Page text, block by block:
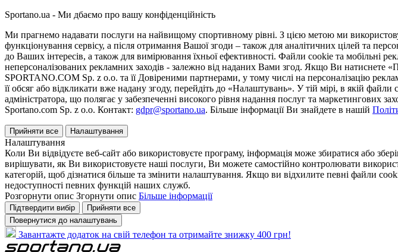
Sportano.ua - Ми дбаємо про вашу конфіденційність
Ми прагнемо надавати послуги на найвищому спортивному рівні. З цією метою ми
функціонування сервісу, а після отримання Вашої згоди – також для аналітичних цілей та
до Ваших інтересів, а також для вимірювання їхньої ефективності. Файли cookie та мобільні
неперсоналізованих рекламних заходів - залежно від наданих Вами згод. Якщо Ви
SPORTANO.COM Sp. z o.o. та її Довіреними партнерами, у тому числі на персоналізацію
її обсяг або відкликати вже надану згоду, перейдіть до «Налаштувань». У тій мірі, в якій
адміністратора, що полягає у забезпеченні високого рівня надання послуг та маркетингових
Sportano.com Sp. z o.o. Контакт: gdpr@sportano.ua. Більше інформації Ви знайдете в нашій
Прийняти все Налаштування
Налаштування
Коли Ви відвідуєте веб-сайт або використовуєте програму, інформація може збиратися або
вирішувати, як Ви використовуєте наші послуги, Ви можете самостійно контролювати
категорій, щоб дізнатися більше та змінити налаштування. Якщо ви відхилите певні файли
недоступності певних функцій наших служб.
Розгорнути опис Згорнути опис Більше інформації
Підтвердити вибір
Прийняти все
Повернутися до налаштувань
Завантажте додаток на свій телефон та отримайте знижку 400 грн!